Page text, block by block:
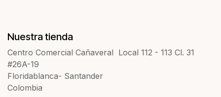
Nuestra tienda
Centro Comercial Cañaveral Local 112 - 113 Cl. 31
#26A-19
Floridablanca- Santander
Colombia